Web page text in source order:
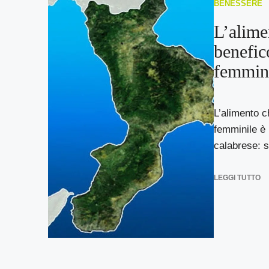
BENESSERE
L’alimento
femminile è
calabrese:
LEGGI TUTTO